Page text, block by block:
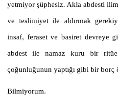
yetmiyor şüphesiz. Akla abdesti
ve teslimiyet ile aldırmak
insaf, feraset ve basiret devreye
abdest ile namaz kuru bir
çoğunluğunun yaptığı gibi bir borç
Bilmiyorum.